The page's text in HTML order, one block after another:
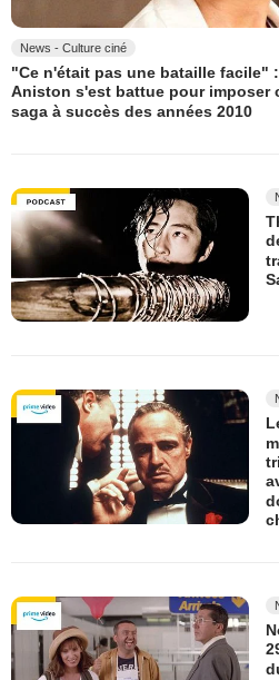
News - Culture ciné
"Ce n'était pas une bataille facile"
Aniston s'est battue pour imposer
saga à succès des années 2010